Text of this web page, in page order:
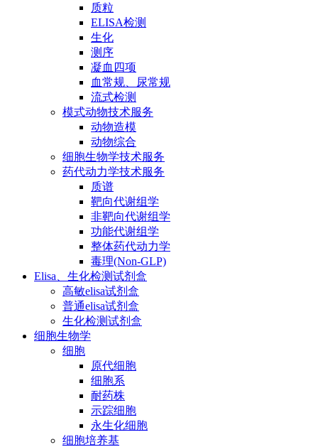
质粒
ELISA检测
生化
测序
凝血四项
血常规、尿常规
流式检测
模式动物技术服务
动物造模
动物综合
细胞生物学技术服务
药代动力学技术服务
质谱
靶向代谢组学
非靶向代谢组学
功能代谢组学
整体药代动力学
毒理(Non-GLP)
Elisa、生化检测试剂盒
高敏elisa试剂盒
普通elisa试剂盒
生化检测试剂盒
细胞生物学
细胞
原代细胞
细胞系
耐药株
示踪细胞
永生化细胞
细胞培养基